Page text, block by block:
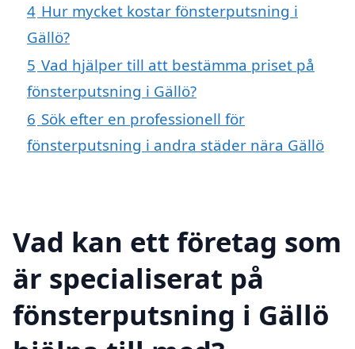
4 Hur mycket kostar fönsterputsning i
Gällö?
5 Vad hjälper till att bestämma priset på
fönsterputsning i Gällö?
6 Sök efter en professionell för
fönsterputsning i andra städer nära Gällö
Vad kan ett företag som
är specialiserat på
fönsterputsning i Gällö